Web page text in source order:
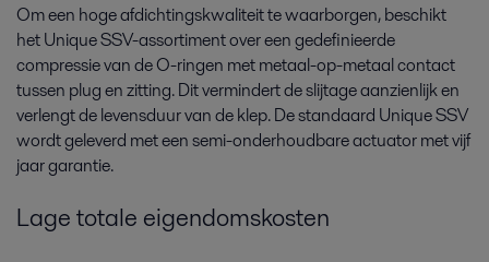
Om een hoge afdichtingskwaliteit te waarborgen, beschikt
het Unique SSV-assortiment over een gedefinieerde
compressie van de O-ringen met metaal-op-metaal contact
tussen plug en zitting. Dit vermindert de slijtage aanzienlijk en
verlengt de levensduur van de klep. De standaard Unique SSV
wordt geleverd met een semi-onderhoudbare actuator met vijf
jaar garantie.
Lage totale eigendomskosten